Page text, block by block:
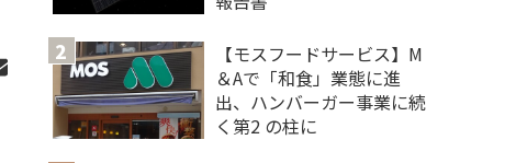
【モスフードサービス】M
＆Aで「和食」業態に進
出、ハンバーガー事業に続
く第2 の柱に